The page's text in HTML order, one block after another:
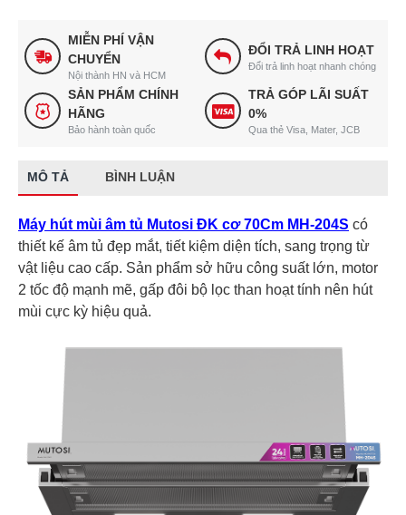
MIỄN PHÍ VẬN
CHUYỂN
Nội thành HN và HCM
ĐỔI TRẢ LINH HOẠT
Đổi trả linh hoạt nhanh chóng
SẢN PHẨM CHÍNH
HÃNG
Bảo hành toàn quốc
TRẢ GÓP LÃI SUẤT
0%
Qua thẻ Visa, Mater, JCB
MÔ TẢ BÌNH LUẬN
Máy hút mùi âm tủ Mutosi ĐK cơ 70Cm MH-204S có
thiết kế âm tủ đẹp mắt, tiết kiệm diện tích, sang trọng từ
vật liệu cao cấp. Sản phẩm sở hữu công suất lớn, motor
2 tốc độ mạnh mẽ, gấp đôi bộ lọc than hoạt tính nên hút
mùi cực kỳ hiệu quả.